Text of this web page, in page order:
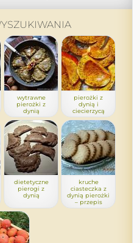
wytrawne
pierożki z
dynią
pierożki z
dynią i
ciecierzycą
dietetyczne
pierogi z
dynią
kruche
ciasteczka z
dynią pierożki
– przepis